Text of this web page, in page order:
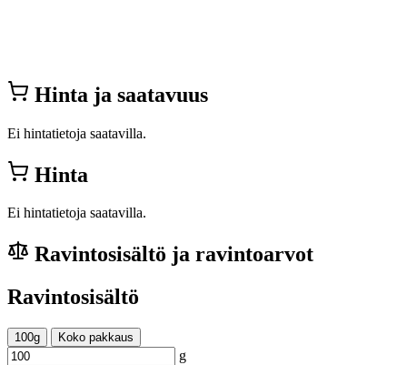
Hinta ja saatavuus
Ei hintatietoja saatavilla.
Hinta
Ei hintatietoja saatavilla.
Ravintosisältö ja ravintoarvot
Ravintosisältö
100g Koko pakkaus
g